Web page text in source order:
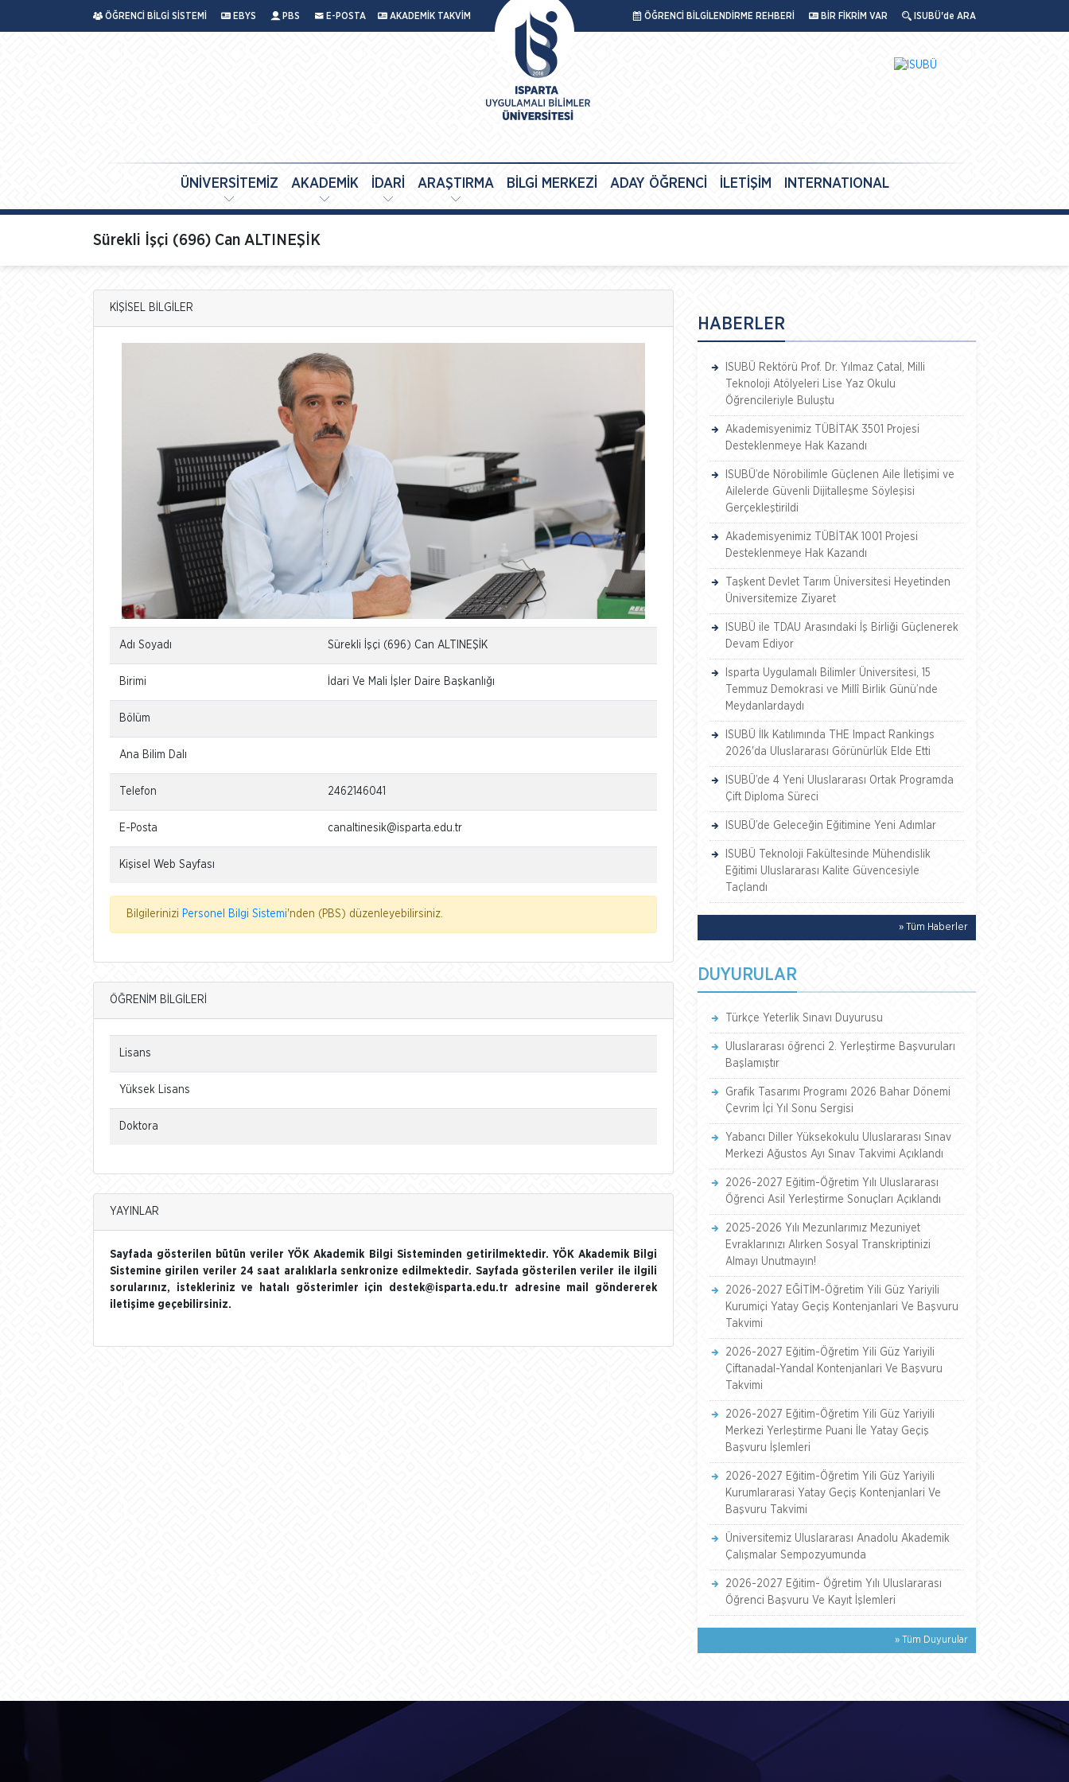
ÖĞRENCİ BİLGİ SİSTEMİ EBYS PBS E-POSTA AKADEMİK TAKVİM ÖĞRENCİ BİLGİLENDİRME REHBERİ BİR FİKRİM VAR ISUBÜ'de ARA
ÜNİVERSİTEMİZ AKADEMİK İDARİ ARAŞTIRMA BİLGİ MERKEZİ ADAY ÖĞRENCİ İLETİŞİM INTERNATIONAL
Sürekli İşçi (696) Can ALTINEŞİK
KİŞİSEL BİLGİLER
Adı Soyadı Sürekli İşçi (696) Can ALTINEŞİK
Birimi İdari Ve Mali İşler Daire Başkanlığı
Bölüm
Ana Bilim Dalı
Telefon 2462146041
E-Posta canaltinesik@isparta.edu.tr
Kişisel Web Sayfası
Bilgilerinizi Personel Bilgi Sistemi'nden (PBS) düzenleyebilirsiniz.
ÖĞRENİM BİLGİLERİ
Lisans
Yüksek Lisans
Doktora
YAYINLAR
Sayfada gösterilen bütün veriler YÖK Akademik Bilgi Sisteminden getirilmektedir. YÖK Akademik Bilgi
Sistemine girilen veriler 24 saat aralıklarla senkronize edilmektedir. Sayfada gösterilen veriler ile ilgili
sorularınız, istekleriniz ve hatalı gösterimler için destek@isparta.edu.tr adresine mail göndererek
iletişime geçebilirsiniz.
HABERLER
ISUBÜ Rektörü Prof. Dr. Yılmaz Çatal, Milli
Teknoloji Atölyeleri Lise Yaz Okulu
Öğrencileriyle Buluştu
Akademisyenimiz TÜBİTAK 3501 Projesi
Desteklenmeye Hak Kazandı
ISUBÜ’de Nörobilimle Güçlenen Aile İletişimi ve
Ailelerde Güvenli Dijitalleşme Söyleşisi
Gerçekleştirildi
Akademisyenimiz TÜBİTAK 1001 Projesi
Desteklenmeye Hak Kazandı
Taşkent Devlet Tarım Üniversitesi Heyetinden
Üniversitemize Ziyaret
ISUBÜ ile TDAU Arasındaki İş Birliği Güçlenerek
Devam Ediyor
Isparta Uygulamalı Bilimler Üniversitesi, 15
Temmuz Demokrasi ve Millî Birlik Günü’nde
Meydanlardaydı
ISUBÜ İlk Katılımında THE Impact Rankings
2026'da Uluslararası Görünürlük Elde Etti
ISUBÜ’de 4 Yeni Uluslararası Ortak Programda
Çift Diploma Süreci
ISUBÜ’de Geleceğin Eğitimine Yeni Adımlar
ISUBÜ Teknoloji Fakültesinde Mühendislik
Eğitimi Uluslararası Kalite Güvencesiyle
Taçlandı
» Tüm Haberler
DUYURULAR
Türkçe Yeterlik Sınavı Duyurusu
Uluslararası öğrenci 2. Yerleştirme Başvuruları
Başlamıştır
Grafik Tasarımı Programı 2026 Bahar Dönemi
Çevrim İçi Yıl Sonu Sergisi
Yabancı Diller Yüksekokulu Uluslararası Sınav
Merkezi Ağustos Ayı Sınav Takvimi Açıklandı
2026-2027 Eğitim-Öğretim Yılı Uluslararası
Öğrenci Asil Yerleştirme Sonuçları Açıklandı
2025-2026 Yılı Mezunlarımız Mezuniyet
Evraklarınızı Alırken Sosyal Transkriptinizi
Almayı Unutmayın!
2026-2027 EĞİTİM-Öğretim Yili Güz Yariyili
Kurumiçi Yatay Geçiş Kontenjanlari Ve Başvuru
Takvimi
2026-2027 Eğitim-Öğretim Yili Güz Yariyili
Çiftanadal-Yandal Kontenjanlari Ve Başvuru
Takvimi
2026-2027 Eğitim-Öğretim Yili Güz Yariyili
Merkezi Yerleştirme Puani İle Yatay Geçiş
Başvuru İşlemleri
2026-2027 Eğitim-Öğretim Yili Güz Yariyili
Kurumlararasi Yatay Geçiş Kontenjanlari Ve
Başvuru Takvimi
Üniversitemiz Uluslararası Anadolu Akademik
Çalışmalar Sempozyumunda
2026-2027 Eğitim- Öğretim Yılı Uluslararası
Öğrenci Başvuru Ve Kayıt İşlemleri
» Tüm Duyurular